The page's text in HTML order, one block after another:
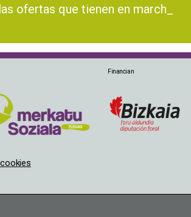
que tienen en marcha las_
Financian